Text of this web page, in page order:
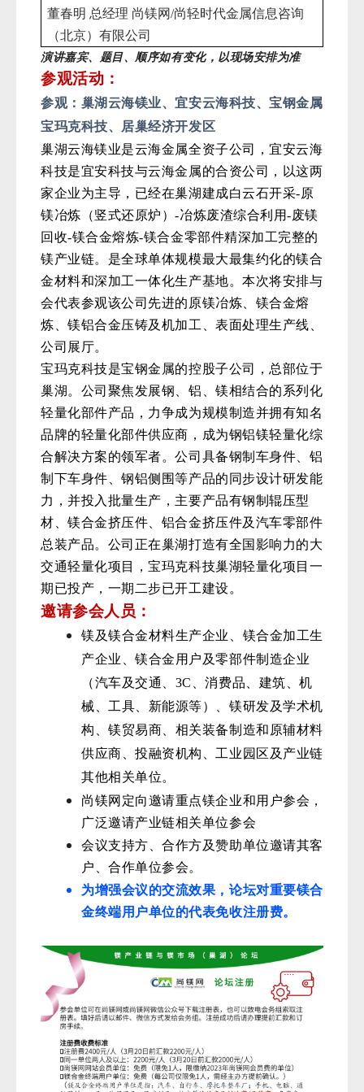
董春明 总经理 尚镁网/尚轻时代金属信息咨询
（北京）有限公司
演讲嘉宾、题目、顺序如有变化， 以现场安排为准
参观活动：
参观： 巢湖云海镁业、宜安云海科技、宝钢金属
宝玛克科技、居巢经济开发区
巢湖云海镁业是云海金属全资子公司，宜安云海
科技是宜安科技与云海金属的合资公司，以这两
家企业为主导，已经在巢湖建成白云石开采-原
镁冶炼（竖式还原炉）-冶炼废渣综合利用-废镁
回收-镁合金熔炼-镁合金零部件精深加工完整的
镁产业链。是全球单体规模最大最集约化的镁合
金材料和深加工一体化生产基地。本次将安排与
会代表参观该公司先进的原镁冶炼、镁合金熔
炼、镁铝合金压铸及机加工、表面处理生产线、
公司展厅。
宝玛克科技是宝钢金属的控股子公司，总部位于
巢湖。公司聚焦发展钢、铝、镁相结合的系列化
轻量化部件产品，力争成为规模制造并拥有知名
品牌的轻量化部件供应商，成为钢铝镁轻量化综
合解决方案的领军者。公司具备钢制车身件、铝
制下车身件、钢铝侧围等产品的同步设计研发能
力，并投入批量生产，主要产品有钢制辊压型
材、镁合金挤压件、铝合金挤压件及汽车零部件
总装产品。公司正在巢湖打造有全国影响力的大
交通轻量化项目，宝玛克科技巢湖轻量化项目一
期已投产，一期二步已开工建设。
邀请参会人员：
镁及镁合金材料生产企业、镁合金加工生
产企业、镁合金用户及零部件制造企业
（汽车及交通、3C、消费品、建筑、机
械、工具、新能源等）、镁研发及学术机
构、镁贸易商、相关装备制造和原辅材料
供应商、投融资机构、工业园区及产业链
其他相关单位。
尚镁网定向邀请重点镁企业和用户参会，
广泛邀请产业链相关单位参会
会议支持方、合作方及赞助单位邀请其客
户、合作单位参会。
为增强会议的交流效果，论坛对重要镁合
金终端用户单位的代表免收注册费。